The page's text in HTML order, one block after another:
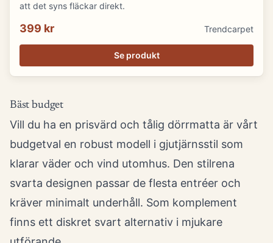
att det syns fläckar direkt.
399 kr Trendcarpet
Se produkt
Bäst budget
Vill du ha en prisvärd och tålig dörrmatta är vårt
budgetval en robust modell i gjutjärnsstil som
klarar väder och vind utomhus. Den stilrena
svarta designen passar de flesta entréer och
kräver minimalt underhåll. Som komplement
finns ett diskret svart alternativ i mjukare